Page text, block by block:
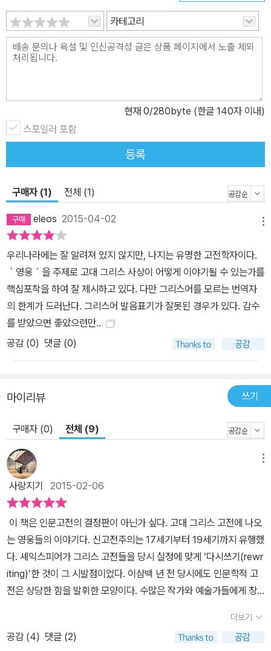
용이다. 제4부인 22강과 23강은 플라톤의 두 대화에 등장하는 영웅
에 대해서 이야기한다. 마지막으로 제24강 하나로만 되어 있는 제5
부는 초월적 존재로서의 영웅을 다룬다.
카테고리
현재 0/280byte (한글 140자 이내)
스포일러 포함
등록
구매자 (1) 전체 (1)
eleos 2015-04-02
우리나라에는 잘 알려져 있지 않지만, 나지는 유명한 고전학자이다.
｀영웅｀을 주제로 고대 그리스 사상이 어떻게 이야기될 수 있는가를
핵심포착을 하여 잘 제시하고 있다. 다만 그리스어를 모르는 번역자
의 한계가 드러난다. 그리스어 발음표기가 잘못된 경우가 있다. 감수
를 받았으면 좋았으련만..
공감 (0) 댓글 (0)
마이리뷰 쓰기
구매자 (0) 전체 (9)
사랑지기 2015-02-06
이 책은 인문고전의 결정판이 아닌가 싶다. 고대 그리스 고전에 나오
는 영웅들의 이야기다. 신고전주의는 17세기부터 19세기까지 유행했
다. 셰익스피어가 그리스 고전들을 당시 실정에 맞게 ‘다시쓰기(rewr
iting)’한 것이 그 시발점이었다. 이삼백 년 전 당시에도 인문학적 고
전은 상당한 힘을 발휘한 모양이다. 수많은 작가와 예술가들에게 창
유효하다. 아니 고전을 읽는 독자들은 참으로 위대하다. 샤를 단치가
한 말이다. “현재 읽히지 않는 걸작은 얼마든지 있다. 그 책들은 미래
더보기
공감 (4) 댓글 (2)